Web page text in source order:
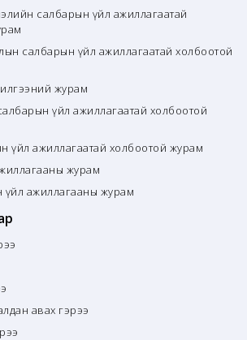
салбарын үйл ажиллагаатай
салбарын үйл ажиллагаатай холбоотой
журам
үйл ажиллагаатай холбоотой
үйл ажиллагаатай холбоотой журам
журам
үйл ажиллагааны журам
авах гэрээ